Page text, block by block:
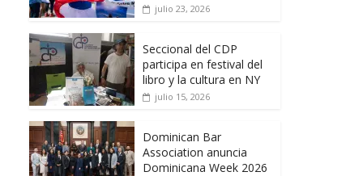
julio 23, 2026
Seccional del CDP
participa en festival del
libro y la cultura en NY
julio 15, 2026
Dominican Bar
Association anuncia
Dominicana Week 2026